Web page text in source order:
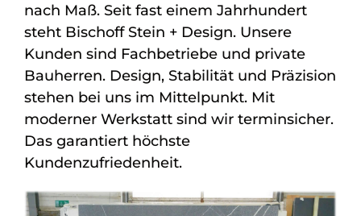
nach Maß. Seit fast einem Jahrhundert
steht Bischoff Stein + Design. Unsere
Kunden sind Fachbetriebe und private
Bauherren. Design, Stabilität und Präzision
stehen bei uns im Mittelpunkt. Mit
moderner Werkstatt sind wir terminsicher.
Das garantiert höchste
Kundenzufriedenheit.